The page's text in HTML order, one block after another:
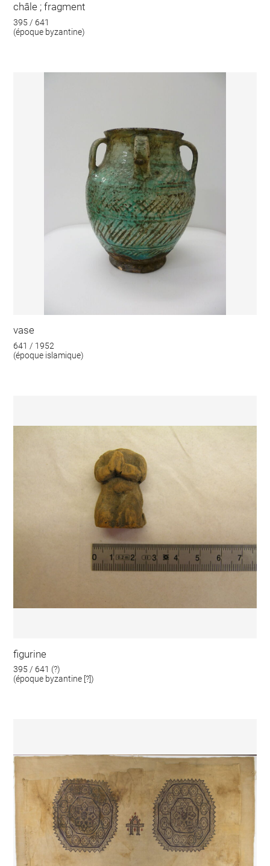
châle ; fragment
395 / 641
(époque byzantine)
vase
641 / 1952
(époque islamique)
figurine
395 / 641 (?)
(époque byzantine [?])